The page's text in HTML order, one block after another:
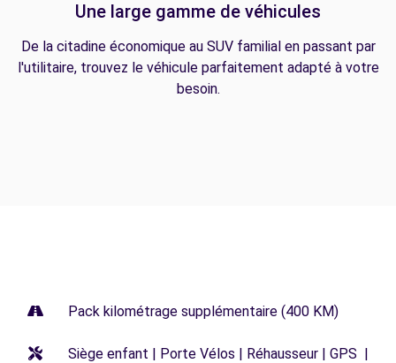
Une large gamme de véhicules
De la citadine économique au SUV familial en passant par
l'utilitaire, trouvez le véhicule parfaitement adapté à votre
besoin.
Pack kilométrage supplémentaire (400 KM)
Siège enfant | Porte Vélos | Réhausseur | GPS |